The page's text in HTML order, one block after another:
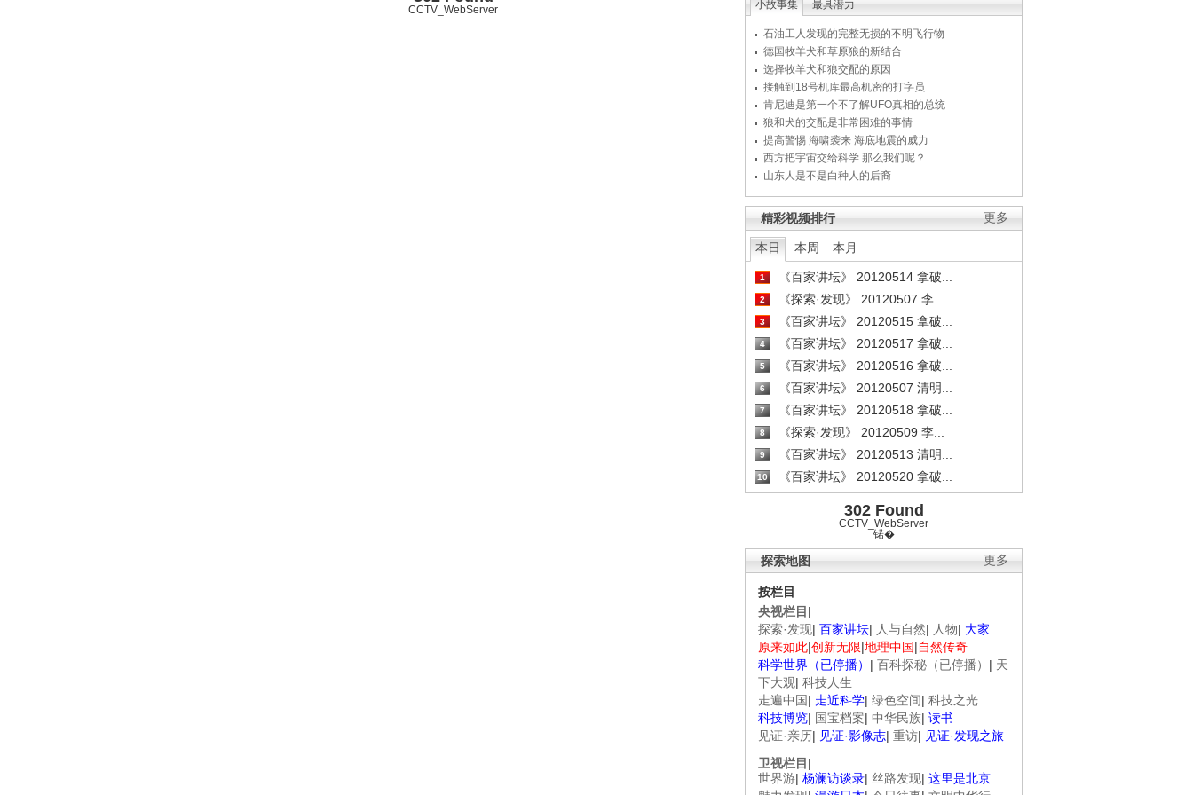
CCTV_WebServer 小故事集 最具潜力
石油工人发现的完整无损的不明飞行物
德国牧羊犬和草原狼的新结合
选择牧羊犬和狼交配的原因
接触到18号机库最高机密的打字员
肯尼迪是第一个不了解UFO真相的总统
狼和犬的交配是非常困难的事情
提高警惕 海啸袭来 海底地震的威力
西方把宇宙交给科学 那么我们呢？
山东人是不是白种人的后裔
更多
精彩视频排行
本日 本周 本月
1 《百家讲坛》 20120514 拿破...
2 《探索·发现》 20120507 李...
3 《百家讲坛》 20120515 拿破...
4 《百家讲坛》 20120517 拿破...
5 《百家讲坛》 20120516 拿破...
6 《百家讲坛》 20120507 清明...
7 《百家讲坛》 20120518 拿破...
8 《探索·发现》 20120509 李...
9 《百家讲坛》 20120513 清明...
10 《百家讲坛》 20120520 拿破...
302 Found
CCTV_WebServer
锘�
更多
探索地图
按栏目
央视栏目 |
探索·发现| 百家讲坛| 人与自然| 人物| 大家
原来如此|创新无限|地理中国|自然传奇
科学世界（已停播） | 百科探秘（已停播） | 天
下大观| 科技人生
走遍中国| 走近科学| 绿色空间| 科技之光
科技博览| 国宝档案| 中华民族| 读书
见证·亲历| 见证·影像志| 重访| 见证·发现之旅
卫视栏目 |
世界游| 杨澜访谈录| 丝路发现| 这里是北京